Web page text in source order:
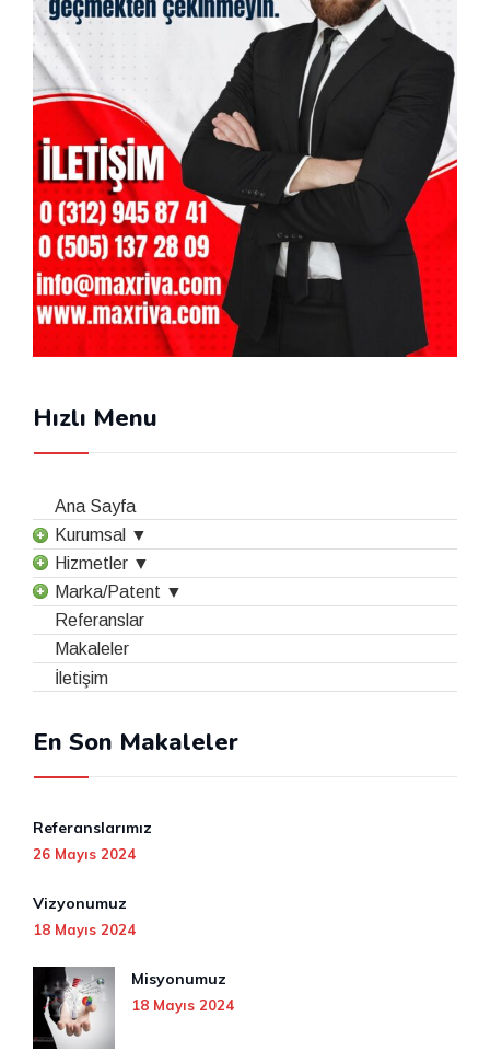
Hızlı Menu
Ana Sayfa
Kurumsal ▼
Hizmetler ▼
Marka/Patent ▼
Referanslar
Makaleler
İletişim
En Son Makaleler
Referanslarımız
26 Mayıs 2024
Vizyonumuz
18 Mayıs 2024
Misyonumuz
18 Mayıs 2024